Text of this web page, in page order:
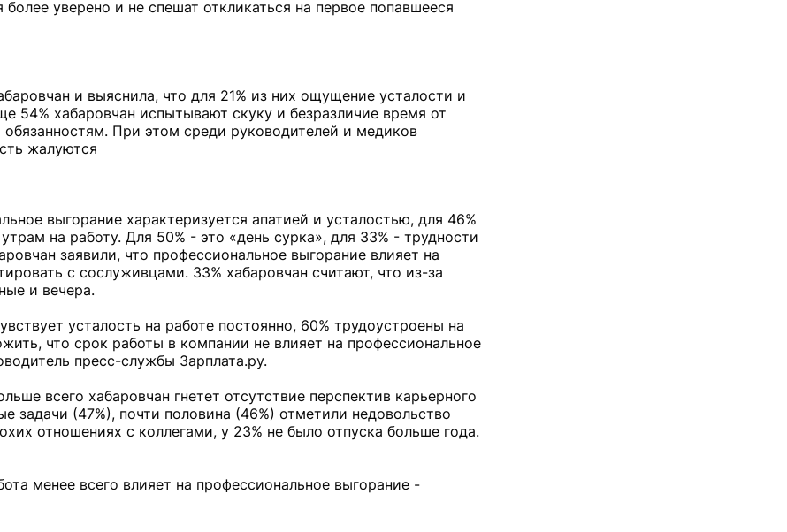
уверено и не спешат откликаться на первое попавшееся
и выяснила, что для 21% из них ощущение усталости и
54% хабаровчан испытывают скуку и безразличие время от
При этом среди руководителей и медиков
жалуются
выгорание характеризуется апатией и усталостью, для 46%
на работу. Для 50% - это «день сурка», для 33% - трудности
заявили, что профессиональное выгорание влияет на
с сослуживцами. 33% хабаровчан считают, что из-за
и вечера.
усталость на работе постоянно, 60% трудоустроены на
что срок работы в компании не влияет на профессиональное
пресс-службы Зарплата.ру.
всего хабаровчан гнетет отсутствие перспектив карьерного
задачи (47%), почти половина (46%) отметили недовольство
отношениях с коллегами, у 23% не было отпуска больше года.
менее всего влияет на профессиональное выгорание -